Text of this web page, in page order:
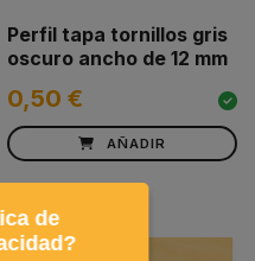
Perfil tapa tornillos gris
oscuro ancho de 12 mm
0,50 €
AÑADIR
de